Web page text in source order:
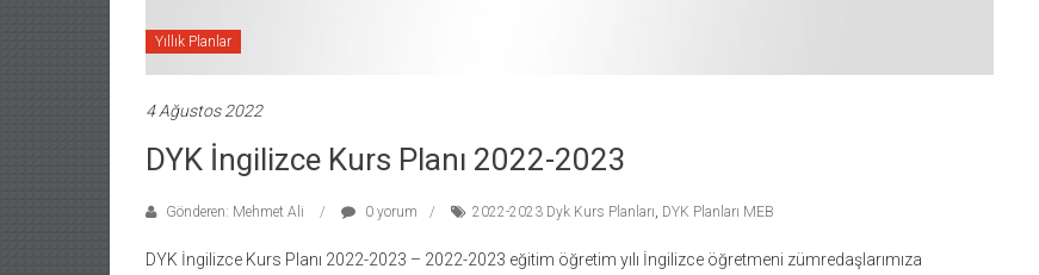
Yıllık Planlar
4 Ağustos 2022
DYK İngilizce Kurs Planı 2022-2023
Gönderen: Mehmet Ali 0 yorum 2022-2023 Dyk Kurs Planları DYK Planları MEB
DYK İngilizce Kurs Planı 2022-2023 – 2022-2023 eğitim öğretim yılı İngilizce öğretmeni zümredaşlarımıza